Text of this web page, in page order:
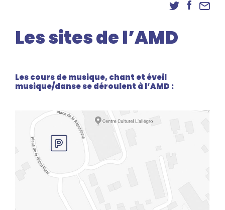
Inscriptions
Accès élèves et familles
Les sites de l’AMD
Les cours de musique, chant et éveil
musique/danse se déroulent à l’AMD :